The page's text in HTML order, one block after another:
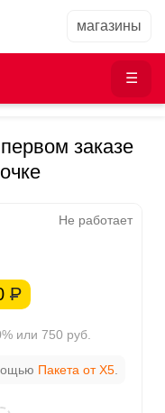
заказе
Не работает
Р
или 750 руб.
Пакета от X5